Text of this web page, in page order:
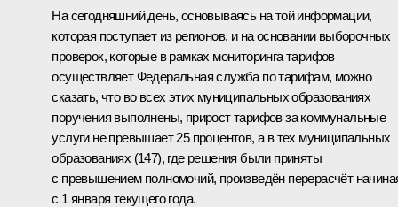
На сегодняшний день, основываясь на той информации,
которая поступает из регионов, и на основании выборочных
проверок, которые в рамках мониторинга тарифов
осуществляет Федеральная служба по тарифам, можно
сказать, что во всех этих муниципальных образованиях
поручения выполнены, прирост тарифов за коммунальные
услуги не превышает 25 процентов, а в тех муниципальных
образованиях (147), где решения были приняты
с превышением полномочий, произведён перерасчёт
с 1 января текущего года.